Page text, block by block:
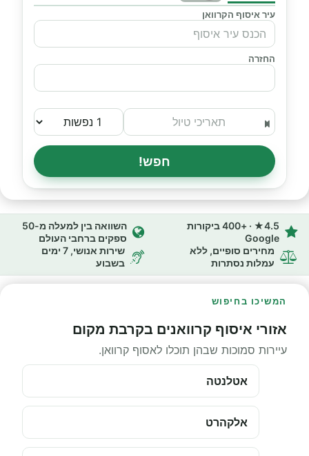
עיר איסוף הקרוואן
החזרה
חפש!
4.5★ · +400 ביקורות
Google
השוואה בין למעלה מ-50
ספקים ברחבי העולם
מחירים סופיים, ללא
עמלות נסתרות
שירות אנושי, 7 ימים
בשבוע
המשיכו בחיפוש
אזורי איסוף קרוואנים בקרבת מקום
עיירות סמוכות שבהן תוכלו לאסוף קרוואן.
אטלנטה
אלקהרט